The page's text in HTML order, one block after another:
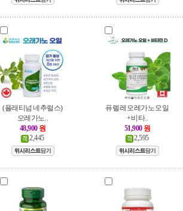
(플래티넘 네추럴스)
오레가노..
48,900 원
2,445
퓨렐레 오레가노 오일
+ 비타..
51,900 원
2,595